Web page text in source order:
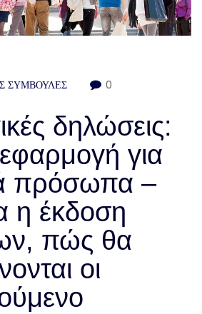
ΣΥΜΒΟΥΛΕΣ 0
δηλώσεις:
για
πρόσωπα –
η έκδοση
πώς θα
οι